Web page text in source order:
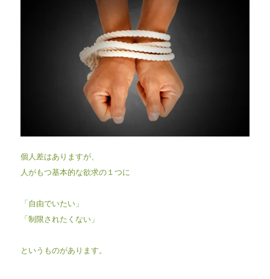
個人差はありますが、
人がもつ基本的な欲求の１つに
「自由でいたい」
「制限されたくない」
というものがあります。